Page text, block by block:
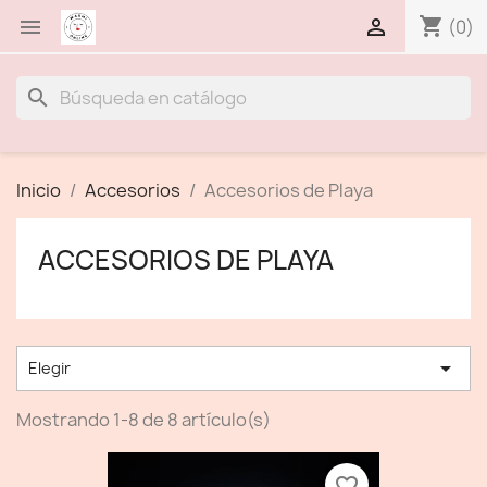
 shopping_cart (0)

search
Inicio Accesorios Accesorios de Playa
ACCESORIOS DE PLAYA
Elegir 
Mostrando 1-8 de 8 artículo(s)